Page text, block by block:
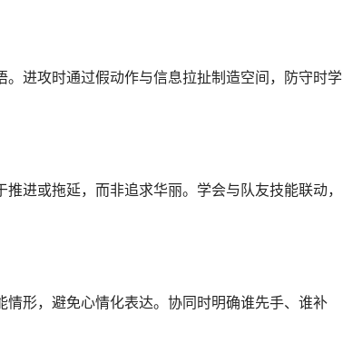
进攻时通过假动作与信息拉扯制造空间，防守时学
进或拖延，而非追求华丽。学会与队友技能联动，
形，避免心情化表达。协同时明确谁先手、谁补